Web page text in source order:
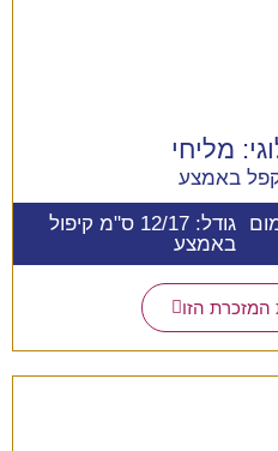
מליחי
באמצע
גודל: 12/17 ס"מ קיפול
באמצע
המזכרת הזו